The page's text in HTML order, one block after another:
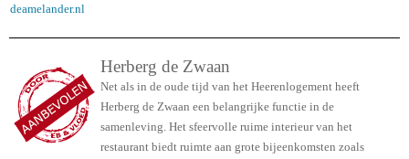
deamelander.nl
Herberg de Zwaan
Net als in de oude tijd van het Heerenlogement heeft
Herberg de Zwaan een belangrijke functie in de
samenleving. Het sfeervolle ruime interieur van het
restaurant biedt ruimte aan grote bijeenkomsten zoals